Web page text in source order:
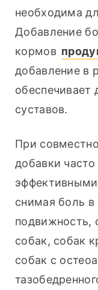
необходима
Добавление
кормов
добавление в
обеспечивает
суставов.
При
добавки
снимая боль в
подвижность,
собак, собак
собак с